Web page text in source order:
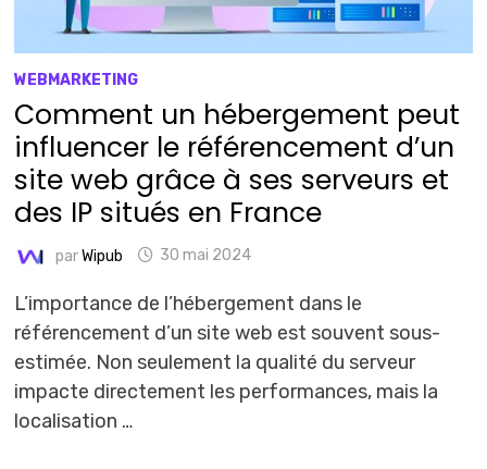
WEBMARKETING
Comment un hébergement peut
influencer le référencement d’un
site web grâce à ses serveurs et
des IP situés en France
parWipub 30 mai 2024
L’importance de l’hébergement dans le
référencement d’un site web est souvent sous-
estimée. Non seulement la qualité du serveur
impacte directement les performances, mais la
localisation …